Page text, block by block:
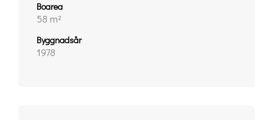
Boarea
58 m²
Byggnadsår
1978